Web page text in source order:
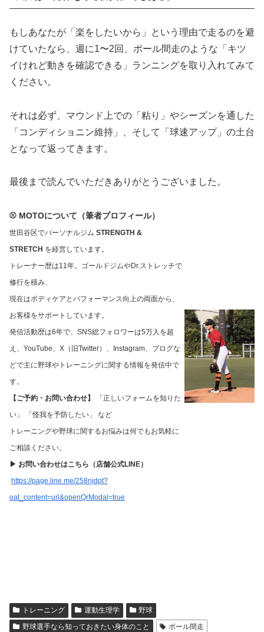
もしあなたが「楽をしたいから」という理由で走るのを避
けていたなら、週に1〜2回、ポール間走のような「キツ
イけれど動きを確認できる」ランニングを取り入れてみて
ください。
それは必ず、マウンド上での「粘り」やシーズンを通した
「コンディショニン維持」、そして「球速アップ」の土台
となって返ってきます。
最後まで読んでいただきありがとうございました。
⚾ MOTOについて（筆者プロフィール）
世田谷区でパーソナルジム STRENGTH &
STRETCH を経営しています。
トレーナー歴は11年。ゴールドジムやDr.ストレッチで
修行を積み、
現在はボディケアとパフォーマンス向上の両面から、
お客様をサポートしています。
発信活動歴は6年で、SNS総フォロワーは5万人を超
え、YouTube、X（旧Twitter）、Instagram、ブログな
どで主に野球やトレーニングに関する情報を発信中で
す。
【ご予約・お問い合わせ】
「正しいフォームを知りた
い」 「怪我を予防したい」 など
トレーニングや野球に関するお悩みは何でもお気軽に
ご相談ください。
▶︎ お問い合わせはこちら（店舗公式LINE）
https://page.line.me/258njdpt?
oat_content=url&openQrModal=true
トレーニング 運動生理学
野球
野球選手なら知っておきたい身体のこと
ポール間走